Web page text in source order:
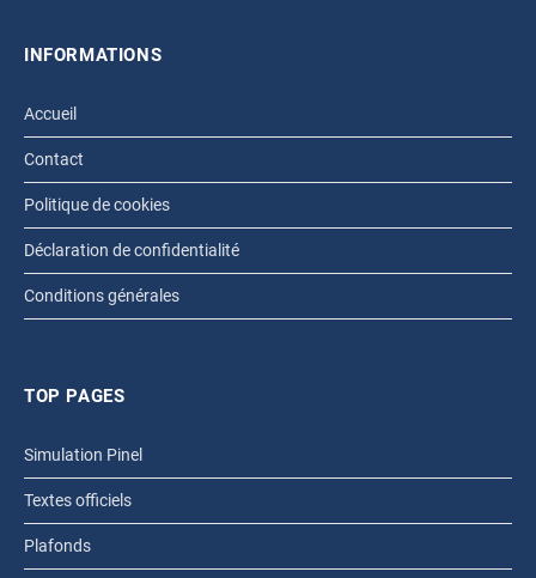
INFORMATIONS
Accueil
Contact
Politique de cookies
Déclaration de confidentialité
Conditions générales
TOP PAGES
Simulation Pinel
Textes officiels
Plafonds